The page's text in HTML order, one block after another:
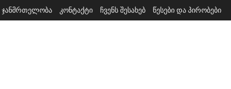
ჯანმრთელობა კონტაქტი ჩვენს შესახებ წესები და პირობები